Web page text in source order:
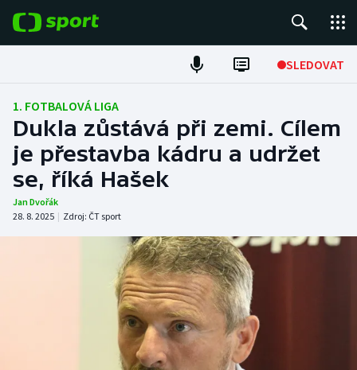
SLEDOVAT
Fotbal
Hokej
Tenis
Atletika
1. FOTBALOVÁ LIGA
Dukla zůstává při zemi. Cílem
je přestavba kádru a udržet
se, říká Hašek
Jan Dvořák
28. 8. 2025 | Zdroj: ČT sport